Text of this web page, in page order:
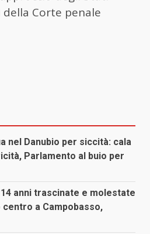
Corte penale
nel Danubio per siccità: cala
Parlamento al buio per
anni trascinate e molestate
a Campobasso,